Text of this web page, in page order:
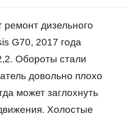
дизельного
G70, 2017 года
Обороты стали
довольно плохо
может заглохнуть
Холостые